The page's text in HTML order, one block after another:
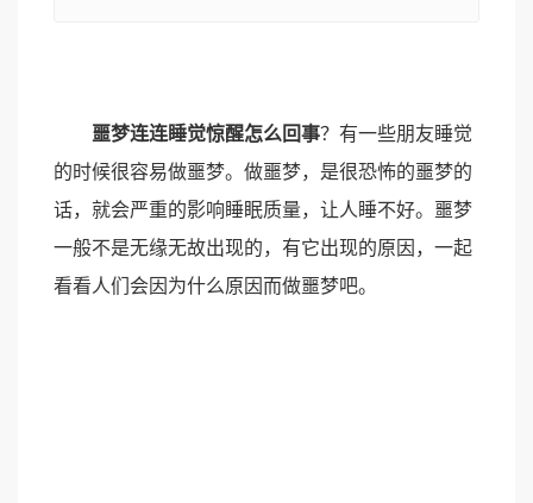
噩梦连连睡觉惊醒怎么回事？有一些朋友睡觉
的时候很容易做噩梦。做噩梦，是很恐怖的噩梦的
话，就会严重的影响睡眠质量，让人睡不好。噩梦
一般不是无缘无故出现的，有它出现的原因，一起
看看人们会因为什么原因而做噩梦吧。